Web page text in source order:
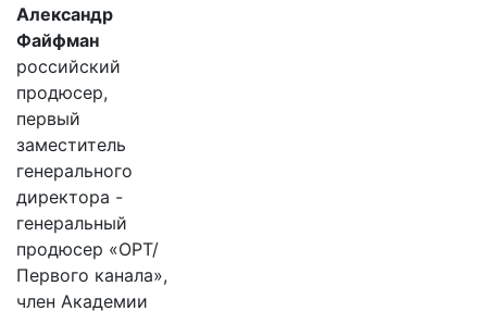
Александр
Файфман
российский
продюсер,
первый
заместитель
генерального
директора -
генеральный
продюсер «ОРТ/
Первого канала»,
член Академии